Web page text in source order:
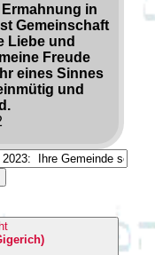
Ermahnung in
Gemeinschaft
Liebe und
Freude
eines Sinnes
und